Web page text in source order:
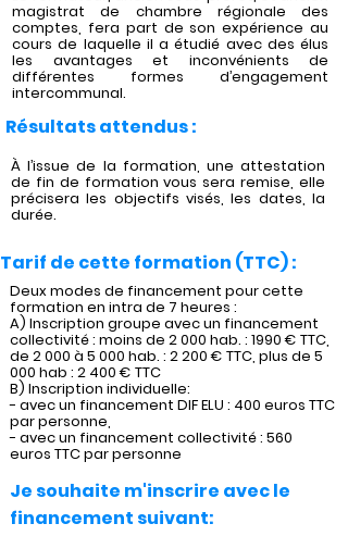
magistrat de chambre régionale des
comptes, fera part de son expérience au
cours de laquelle il a étudié avec des élus
les avantages et inconvénients de
différentes formes d’engagement
intercommunal.
Résultats attendus :
À l’issue de la formation, une attestation
de fin de formation vous sera remise, elle
précisera les objectifs visés, les dates, la
durée.
Tarif de cette formation (TTC) :
Deux modes de financement pour cette
formation en intra de 7 heures :
A) Inscription groupe avec un financement
collectivité : moins de 2 000 hab. : 1990 € TTC,
de 2 000 à 5 000 hab. : 2 200 € TTC, plus de 5
000 hab : 2 400 € TTC
B) Inscription individuelle:
- avec un financement DIF ELU : 400 euros TTC
par personne,
- avec un financement collectivité : 560
euros TTC par personne
Je souhaite m'inscrire avec le
financement suivant: